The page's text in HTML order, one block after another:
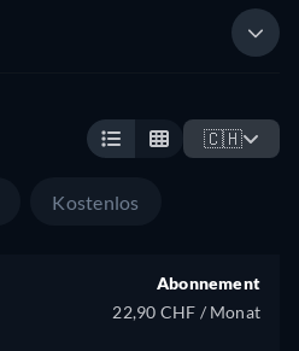
🇨🇭
Kostenlos
Abonnement
22,90 CHF / Monat